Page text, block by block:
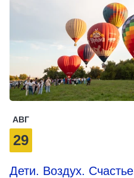
АВГ
29
Дети. Воздух. Счастье